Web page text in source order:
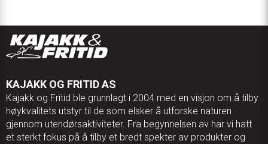
kurver og annet tilbehør med et klikk. MIK HD-systemet er
både solid og brukervennlig, designet for å tåle tyngre last
sykkelen etter dine behov, enten du pendler til jobb eller drar
på lengre turer.
KAJAKK OG FRITID AS
Kajakk og Fritid ble grunnlagt i 2004 med en visjon om å tilby
høykvalitets utstyr til de som elsker å utforske naturen
gjennom utendørsaktiviteter. Fra begynnelsen av har vi hatt
et sterkt fokus på å tilby et bredt spekter av produkter og